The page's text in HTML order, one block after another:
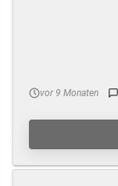
vor 9 Monaten